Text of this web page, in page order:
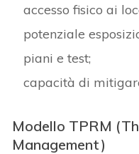
accesso fisico ai
potenziale
piani e test;
capacità di
Modello TPRM
Management)